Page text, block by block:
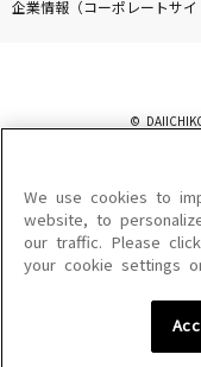
企業情報（コーポレートサイ
©
このサイトに掲載されている
を問わず、著作権法の定める
を禁じます。
楽曲及びコンテンツは、機種
楽曲及びコンテンツの配信日
We use cookies to
website, to
our traffic. Please
your cookie settings